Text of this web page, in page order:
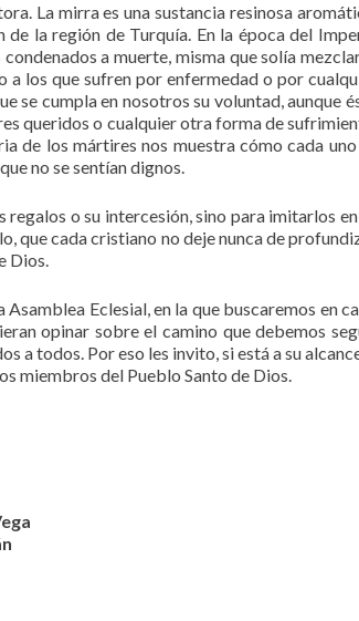
La mirra es una sustancia resinosa
la región de Turquía. En la época del
a muerte, misma que solía
a los que sufren por enfermedad o por
se cumpla en nosotros su voluntad, aunque
queridos o cualquier otra forma de
de los mártires nos muestra cómo cada uno
no se sentían dignos.
regalos o su intercesión, sino para imitarlos
que cada cristiano no deje nunca de
Dios.
Eclesial, en la que buscaremos en
opinar sobre el camino que debemos
a todos. Por eso les invito, si está a su
miembros del Pueblo Santo de Dios.